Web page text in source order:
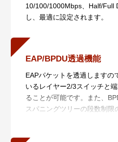
10/100/1000Mbps、Half/Full
し、最適に設定されます。
EAP/BPDU透過機能
EAPパケットを透過しますの
いるレイヤー2/3スイッチと
ることが可能です。また、
スパニングツリーの段数制限
スパニングツリー構成を拡